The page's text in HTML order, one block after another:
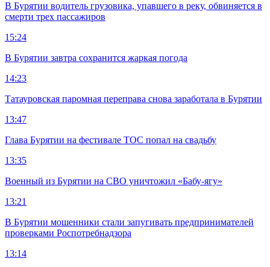
В Бурятии водитель грузовика, упавшего в реку, обвиняется в
смерти трех пассажиров
15:24
В Бурятии завтра сохранится жаркая погода
14:23
Татауровская паромная переправа снова заработала в Бурятии
13:47
Глава Бурятии на фестивале ТОС попал на свадьбу
13:35
Военный из Бурятии на СВО уничтожил «Бабу-ягу»
13:21
В Бурятии мошенники стали запугивать предпринимателей
проверками Роспотребнадзора
13:14